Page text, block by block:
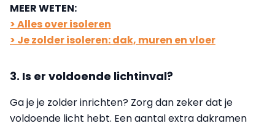
MEER WETEN:
> Alles over isoleren
> Je zolder isoleren: dak, muren en vloer
3. Is er voldoende lichtinval?
Ga je je zolder inrichten? Zorg dan zeker dat je
voldoende licht hebt. Een aantal extra dakramen